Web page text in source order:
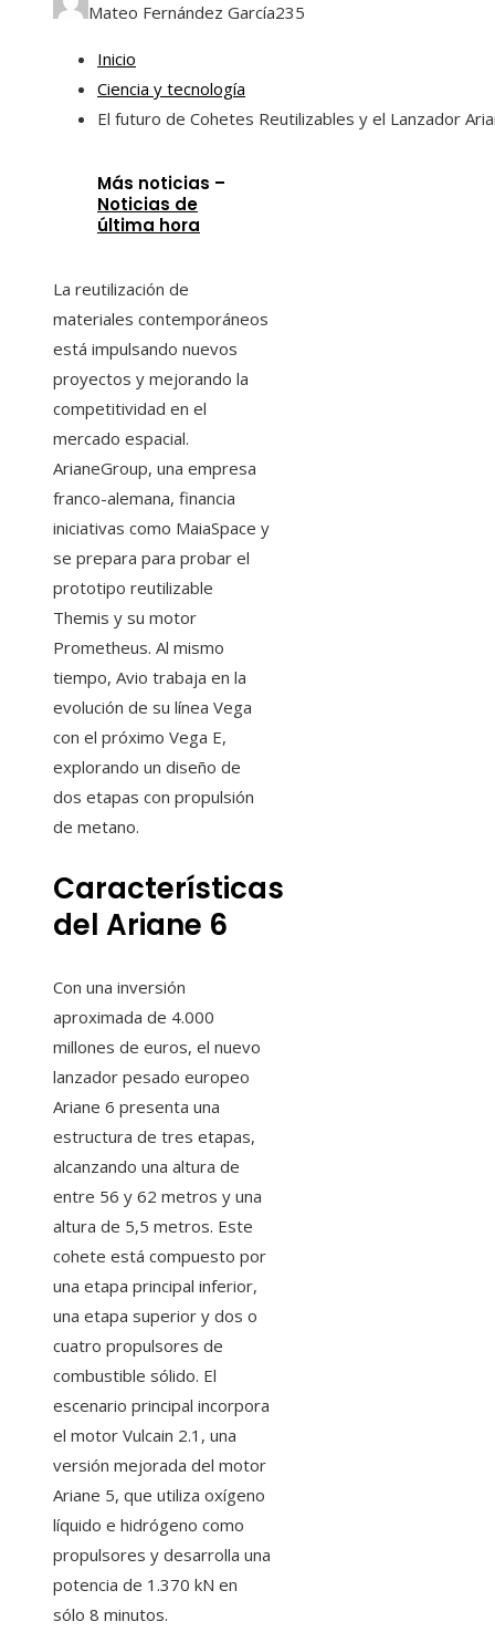
Mateo Fernández García235
Inicio
Ciencia y tecnología
El futuro de Cohetes Reutilizables y el Lanzador
Más noticias –
Noticias de
última hora
La reutilización de
materiales contemporáneos
está impulsando nuevos
proyectos y mejorando la
competitividad en el
mercado espacial.
ArianeGroup, una empresa
franco-alemana, financia
iniciativas como MaiaSpace y
se prepara para probar el
prototipo reutilizable
Themis y su motor
Prometheus. Al mismo
tiempo, Avio trabaja en la
evolución de su línea Vega
con el próximo Vega E,
explorando un diseño de
dos etapas con propulsión
de metano.
Características
del Ariane 6
Con una inversión
aproximada de 4.000
millones de euros, el nuevo
lanzador pesado europeo
Ariane 6 presenta una
estructura de tres etapas,
alcanzando una altura de
entre 56 y 62 metros y una
altura de 5,5 metros. Este
cohete está compuesto por
una etapa principal inferior,
una etapa superior y dos o
cuatro propulsores de
combustible sólido. El
escenario principal incorpora
el motor Vulcain 2.1, una
versión mejorada del motor
Ariane 5, que utiliza oxígeno
líquido e hidrógeno como
propulsores y desarrolla una
potencia de 1.370 kN en
sólo 8 minutos.